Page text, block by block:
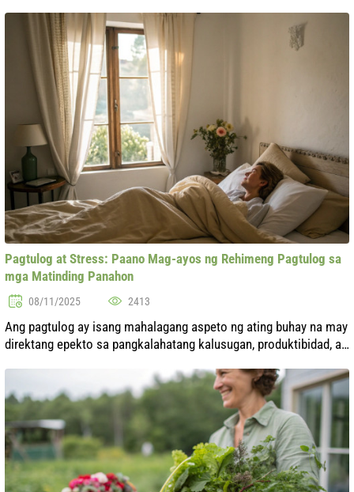
Ang sakit sa lik...
Pagtulog at Stress: Paano Mag-ayos ng Rehimeng Pagtulog sa
mga Matinding Panahon
08/11/2025 2413
Ang pagtulog ay isang mahalagang aspeto ng ating buhay na may
direktang epekto sa pangkalahatang kalusugan, produktibidad, at